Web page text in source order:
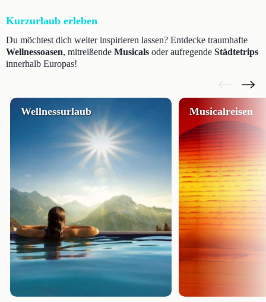
Kurzurlaub erleben
Du möchtest dich weiter inspirieren lassen? Entdecke traumhafte
Wellnessoasen, mitreißende Musicals oder aufregende Städtetrips
innerhalb Europas!
Wellnessurlaub Musicalreisen